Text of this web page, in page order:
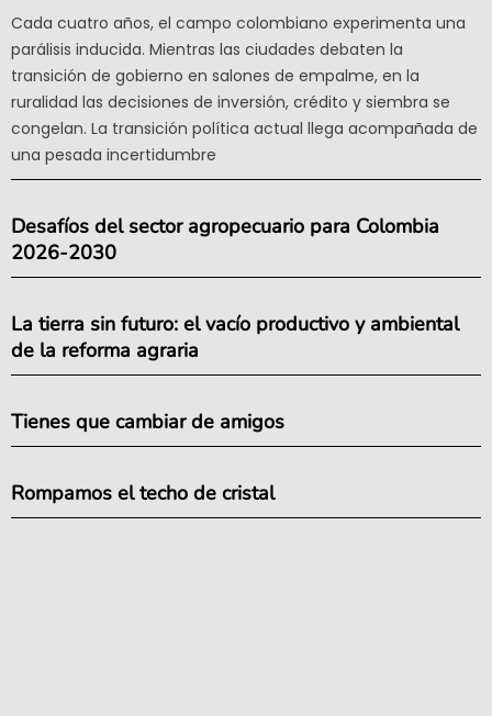
Cada cuatro años, el campo colombiano experimenta una
parálisis inducida. Mientras las ciudades debaten la
transición de gobierno en salones de empalme, en la
ruralidad las decisiones de inversión, crédito y siembra se
congelan. La transición política actual llega acompañada de
una pesada incertidumbre
Desafíos del sector agropecuario para Colombia
2026-2030
La tierra sin futuro: el vacío productivo y ambiental
de la reforma agraria
Tienes que cambiar de amigos
Rompamos el techo de cristal